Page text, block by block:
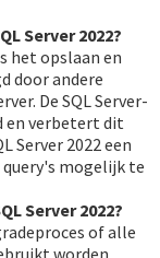
Server 2022?
het opslaan en
door andere
De SQL Server-
en verbetert dit
Server 2022 een
mogelijk te
Server 2022?
of alle
worden